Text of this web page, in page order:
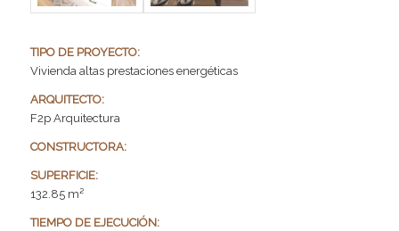
TIPO DE PROYECTO:
Vivienda altas prestaciones energéticas
ARQUITECTO:
F2p Arquitectura
CONSTRUCTORA:
SUPERFICIE:
132.85 m²
TIEMPO DE EJECUCIÓN: